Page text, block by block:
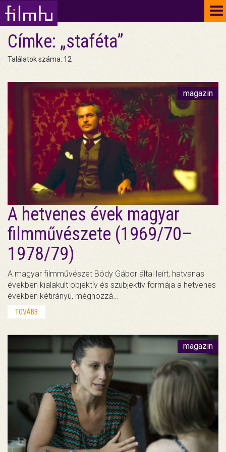
Címke: „staféta”
Találatok száma: 12
magazin
A hetvenes évek magyar
filmművészete (1969/70–
1978/79)
A magyar filmművészet Bódy Gábor által leírt, hatvanas
években kialakult objektív és szubjektív formája a hetvenes
években kétirányú, méghozzá…
TOVÁBB
magazin